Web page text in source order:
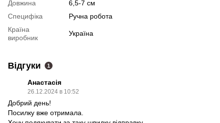
Довжина
6,5-7 см
Специфіка
Ручна робота
Країна
виробник
Україна
Відгуки 1
Анастасія
26.12.2024 в 10:52
Добрий день!
Посилку вже отримала.